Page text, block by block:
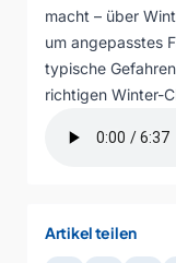
macht – über
um angepasstes
typische
richtigen Winter-
Artikel teilen